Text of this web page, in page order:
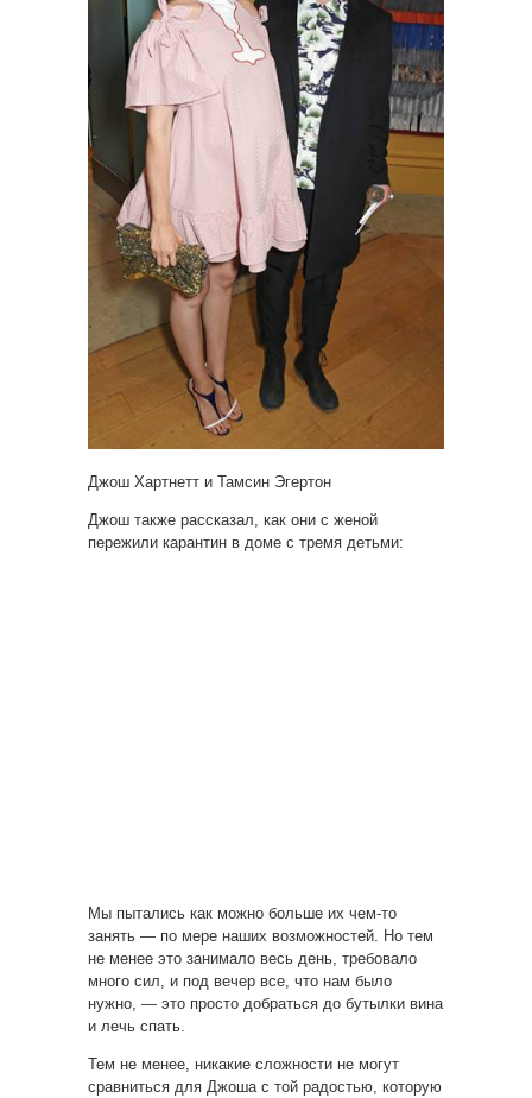
Джош Хартнетт и Тамсин Эгертон
Джош также рассказал, как они с женой
пережили карантин в доме с тремя детьми:
Мы пытались как можно больше их чем-то
занять — по мере наших возможностей. Но тем
не менее это занимало весь день, требовало
много сил, и под вечер все, что нам было
нужно, — это просто добраться до бутылки вина
и лечь спать.
Тем не менее, никакие сложности не могут
сравниться для Джоша с той радостью, которую